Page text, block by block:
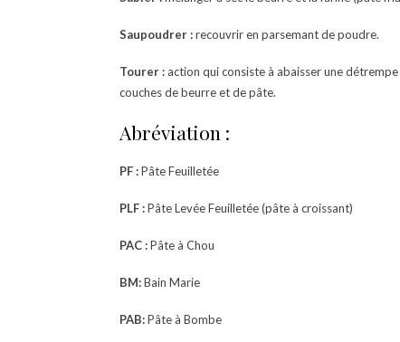
Saupoudrer :recouvrir en parsemant de poudre.
Tourer : action qui consiste à abaisser une
couches de beurre et de pâte.
Abréviation :
PF :Pâte Feuilletée
PLF :Pâte Levée Feuilletée (pâte à croissant)
PAC :Pâte à Chou
BM:Bain Marie
PAB:Pâte à Bombe